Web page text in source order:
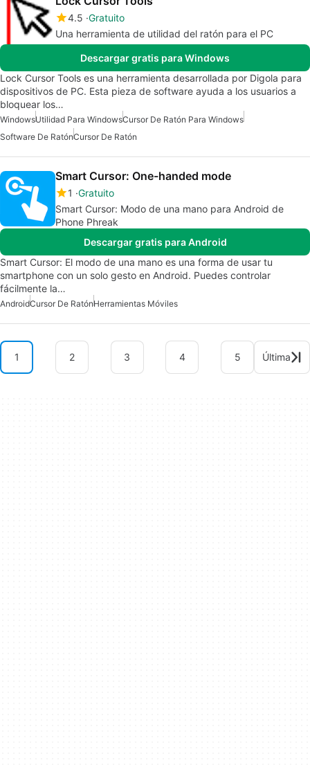
4.5 Gratuito
Una herramienta de utilidad del ratón para el PC
Descargar gratis para Windows
Lock Cursor Tools es una herramienta desarrollada por Digola para
dispositivos de PC. Esta pieza de software ayuda a los usuarios a
bloquear los…
WindowsUtilidad Para WindowsCursor De Ratón Para Windows
Software De RatónCursor De Ratón
Smart Cursor: One-handed mode
1 Gratuito
Smart Cursor: Modo de una mano para Android de
Phone Phreak
Descargar gratis para Android
Smart Cursor: El modo de una mano es una forma de usar tu
smartphone con un solo gesto en Android. Puedes controlar
fácilmente la…
AndroidCursor De RatónHerramientas Móviles
1 2 3 4 5 Última